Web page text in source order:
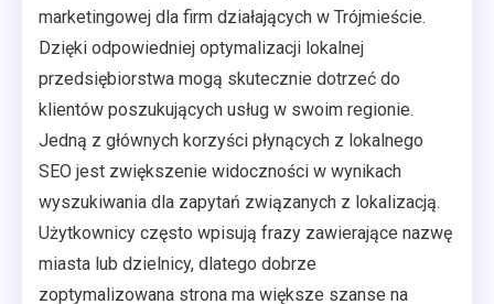
marketingowej dla firm działających w Trójmieście.
Dzięki odpowiedniej optymalizacji lokalnej
przedsiębiorstwa mogą skutecznie dotrzeć do
klientów poszukujących usług w swoim regionie.
Jedną z głównych korzyści płynących z lokalnego
SEO jest zwiększenie widoczności w wynikach
wyszukiwania dla zapytań związanych z lokalizacją.
Użytkownicy często wpisują frazy zawierające nazwę
miasta lub dzielnicy, dlatego dobrze
zoptymalizowana strona ma większe szanse na